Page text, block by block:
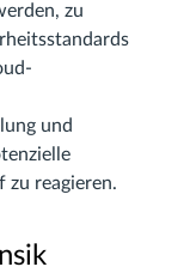
zu
und
zu reagieren.